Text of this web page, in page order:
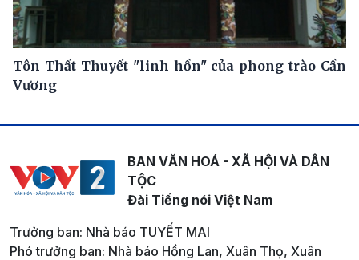
Tôn Thất Thuyết "linh hồn" của phong trào Cần
Vương
BAN VĂN HOÁ - XÃ HỘI VÀ DÂN
TỘC
Đài Tiếng nói Việt Nam
Trưởng ban: Nhà báo TUYẾT MAI
Phó trưởng ban: Nhà báo Hồng Lan, Xuân Thọ, Xuân